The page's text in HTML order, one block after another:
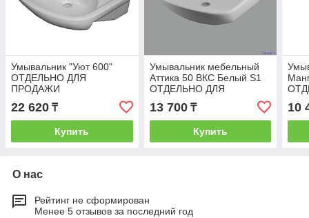
Умывальник "Уют 600"
ОТДЕЛЬНО ДЛЯ
ПРОДАЖИ
22 620 ₸
Купить
Умывальник мебельный
Аттика 50 ВКС Белый S1
ОТДЕЛЬНО ДЛЯ
ПРОДАЖИ
13 700₸
Купить
10
О нас
Рейтинг не сформирован
Менее 5 отзывов за последний год